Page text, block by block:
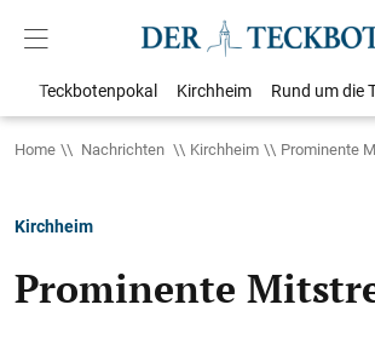
Teckbotenpokal Kirchheim Rund um die
Home Nachrichten Kirchheim Prominente
Kirchheim
Prominente